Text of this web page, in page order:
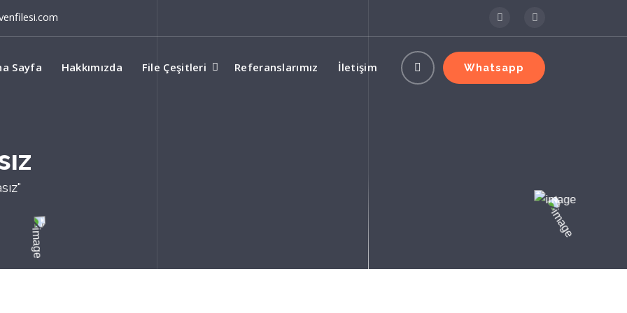
Sayfa Hakkımızda File Çeşitleri Referanslarımız İletişim Whatsapp